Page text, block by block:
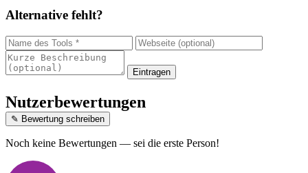
Alternative fehlt?
Eintragen
Nutzerbewertungen
✎ Bewertung schreiben
Noch keine Bewertungen — sei die erste Person!